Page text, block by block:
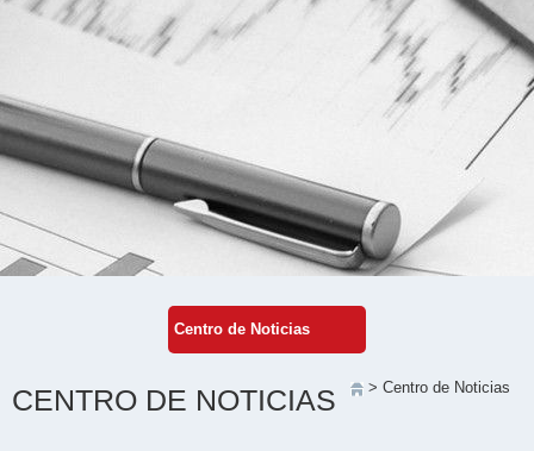
Centro de Noticias
CENTRO DE NOTICIAS > Centro de Noticias